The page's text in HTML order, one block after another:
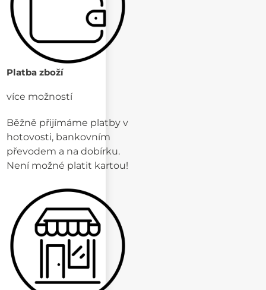
Platba zboží
více možností
Běžně přijímáme platby v
hotovosti, bankovním
převodem a na dobírku.
Není možné platit kartou!